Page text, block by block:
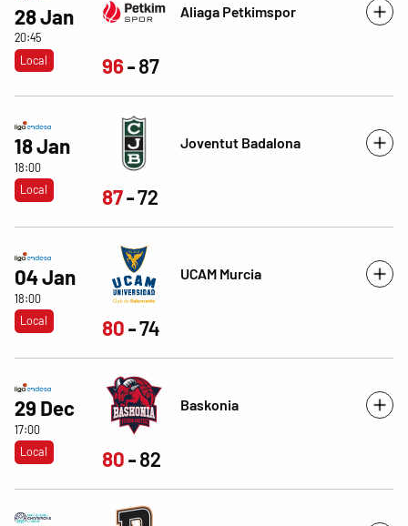
28 Jan
20:45
Local
Aliaga Petkimspor
96 87
18 Jan
18:00
Local
Joventut Badalona
87 72
04 Jan
18:00
Local
UCAM Murcia
80 74
29 Dec
17:00
Local
Baskonia
80 82